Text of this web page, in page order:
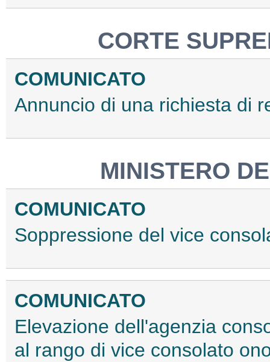
CORTE
COMUNICATO
Annuncio di una richiesta di
MINISTERO
COMUNICATO
Soppressione del vice
COMUNICATO
Elevazione dell'agenzia
al rango di vice consolato